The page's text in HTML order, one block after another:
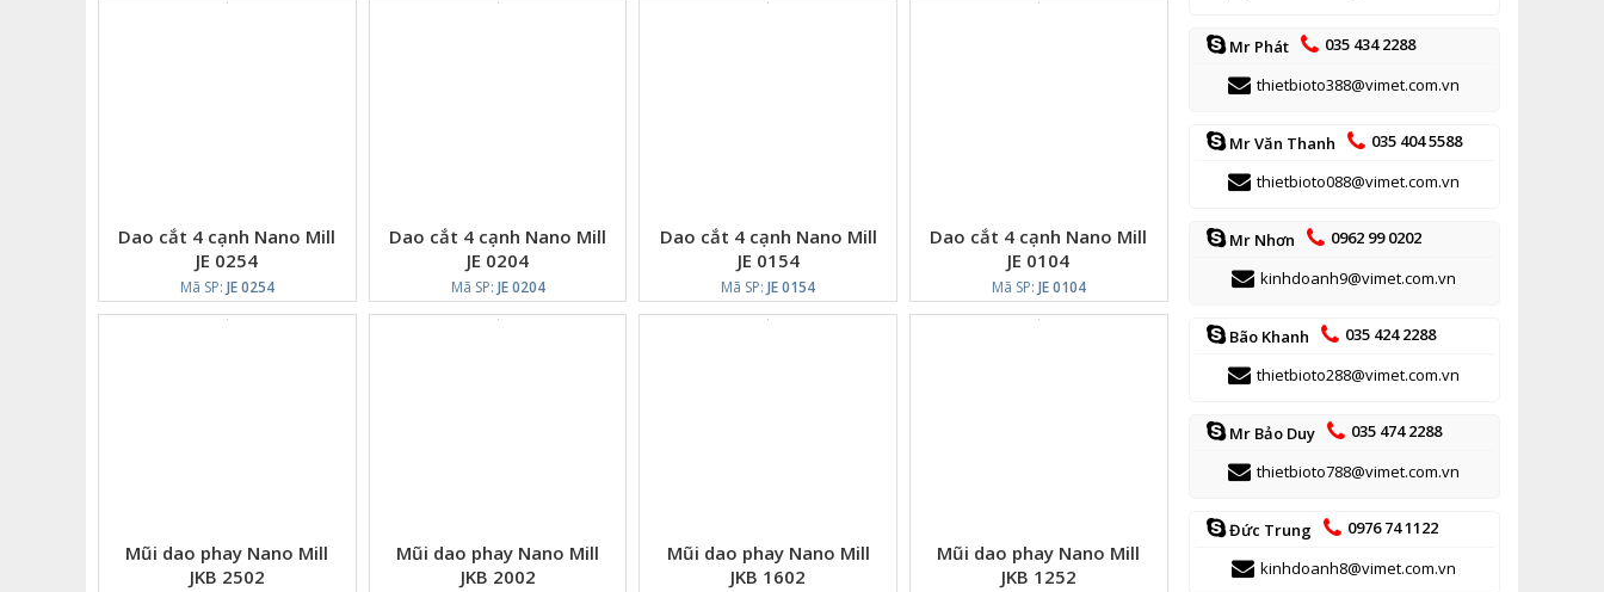
Dao cắt 4 cạnh Nano Mill
JE 0254
Mã SP: JE 0254
Dao cắt 4 cạnh Nano Mill
JE 0204
Mã SP: JE 0204
Dao cắt 4 cạnh Nano Mill
JE 0154
Mã SP:JE 0154
Dao cắt 4 cạnh Nano Mill
JE 0104
Mã SP: JE 0104
Mũi dao phay Nano Mill
JKB 2502
Mũi dao phay Nano Mill
JKB 2002
Mũi dao phay Nano Mill
JKB 1602
Mũi dao phay Nano Mill
JKB 1252
Mr Phát
035 434 2288
thietbioto388@vimet.com.vn
Mr Văn Thanh
035 404 5588
thietbioto088@vimet.com.vn
Mr Nhơn
0962 99 0202
kinhdoanh9@vimet.com.vn
Bão Khanh
035 424 2288
thietbioto288@vimet.com.vn
Mr Bảo Duy
035 474 2288
thietbioto788@vimet.com.vn
Đức Trung
0976 74 1122
kinhdoanh8@vimet.com.vn